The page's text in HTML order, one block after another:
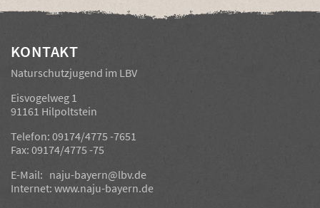
KONTAKT
Naturschutzjugend im LBV
Eisvogelweg 1
91161 Hilpoltstein
Telefon: 09174/4775 -7651
Fax: 09174/4775 -75
E-Mail: naju-bayern@lbv.de
Internet: www.naju-bayern.de